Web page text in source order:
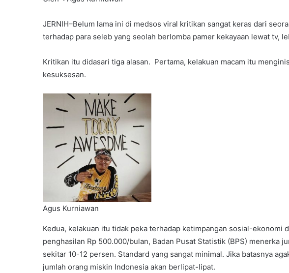
JERNIH–Belum lama ini di medsos viral kritikan sangat keras dari
terhadap para seleb yang seolah berlomba pamer kekayaan lewat tv,
Kritikan itu didasari tiga alasan. Pertama, kelakuan macam itu
kesuksesan.
Agus Kurniawan
Kedua, kelakuan itu tidak peka terhadap ketimpangan sosial-ekonomi
penghasilan Rp 500.000/bulan, Badan Pusat Statistik (BPS) menerka
sekitar 10-12 persen. Standard yang sangat minimal. Jika batasnya
jumlah orang miskin Indonesia akan berlipat-lipat.